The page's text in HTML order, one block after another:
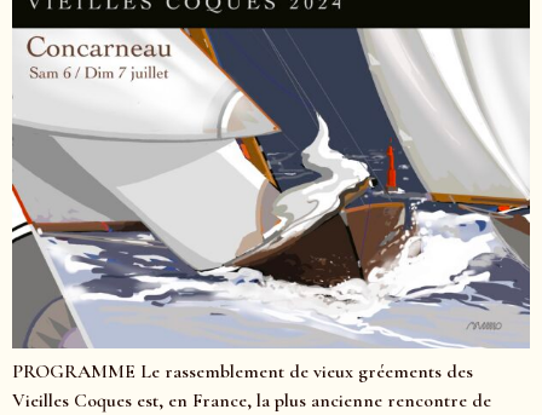
PROGRAMME Le rassemblement de vieux gréements des
Vieilles Coques est, en France, la plus ancienne rencontre de